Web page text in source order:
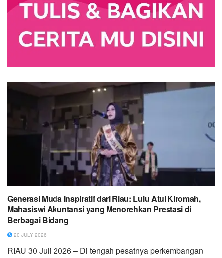
Generasi Muda Inspiratif dari Riau: Lulu Atul Kiromah,
Mahasiswi Akuntansi yang Menorehkan Prestasi di
Berbagai Bidang
20 JULY 2026
RIAU 30 Juli 2026 – Di tengah pesatnya perkembangan